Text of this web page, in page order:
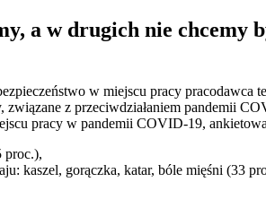
a w drugich nie chcemy
w miejscu pracy pracodawca
z przeciwdziałaniem pandemii
pracy w pandemii COVID-19,
proc.),
kaszel, gorączka, katar, bóle mięśni (33